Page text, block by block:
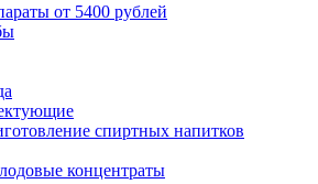
от 5400 рублей
спиртных напитков
концентраты